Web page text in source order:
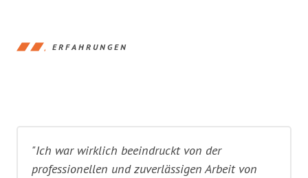
ERFAHRUNGEN
"Ich war wirklich beeindruckt von der
professionellen und zuverlässigen Arbeit von